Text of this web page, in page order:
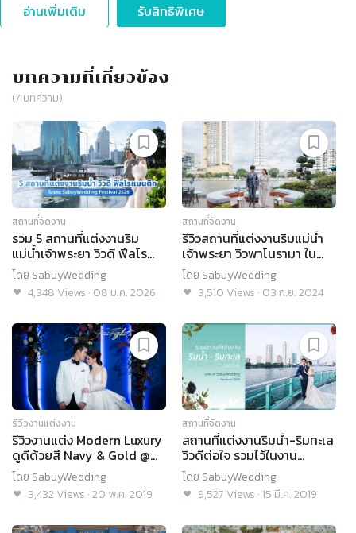
อ่านเพิ่มเติม รับสิทธิพิเศษ
บทความที่เกี่ยวข้อง
(7 บทความ)
สถานที่จัดงาน
รวม 5 สถานที่แต่งงานริม
แม่น้ำเจ้าพระยา วิวดี ฟีลโร
แมนติก ในงาน
SabuyWedding Festival
2026
โดย SabuyWedding
4,348 Views · 08 ม.ค. 2026
สถานที่จัดงาน
รีวิวสถานที่แต่งงานริมแม่น้ำ
เจ้าพระยา วิวพาโนรามา ใน
บรรยากาศสุดคลาสสิก @
Royal Orchid Sheraton
Hotel & Towers
โดย SabuyWedding
3,510 Views · 03 ก.ย. 2024
รีวิวงานแต่งงาน
รีวิวงานแต่ง Modern Luxury
ดูดีด้วยสี Navy & Gold @
Royal Orchid Sheraton
Hotel & Towers
โดย SabuyWedding
3,432 Views ·20 พ.ค. 2019
สถานที่จัดงาน
สถานที่แต่งงานริมน้ำ-ริมทะเล
วิวดีต่อใจ รวมไว้ในงาน
SabuyWedding Festival
2019!
โดย SabuyWedding
9,527 Views ·15 มี.ค. 2019